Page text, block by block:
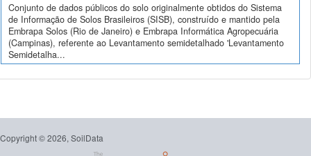
Conjunto de dados públicos do solo originalmente obtidos do Sistema
de Informação de Solos Brasileiros (SISB), construído e mantido pela
Embrapa Solos (Rio de Janeiro) e Embrapa Informática Agropecuária
(Campinas), referente ao Levantamento semidetalhado 'Levantamento
Semidetalha...
Copyright © 2026, SoilData